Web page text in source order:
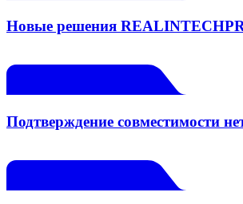
Новые решения
Подтверждение совместимости